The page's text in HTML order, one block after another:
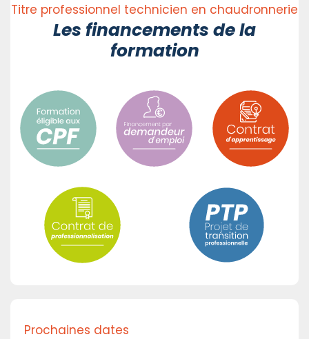
Titre professionnel technicien en chaudronnerie
Les financements de la
formation
Prochaines dates